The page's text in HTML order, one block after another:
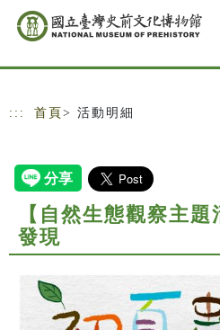
跳到主要內容
網站導覽
::: 首頁 > 活動明細
【自然生態觀察主
發現